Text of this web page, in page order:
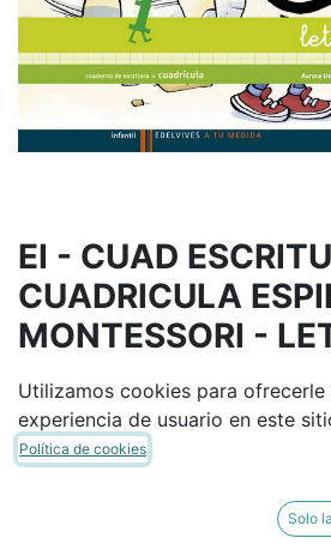
EI - CUAD
CUADRICULA
MONTESSORI -
EDELVIVES
(8426371450)
(0 reseña)
Utilizamos cookies para ofrecerle
experiencia de usuario en este
Política de cookies
Solo